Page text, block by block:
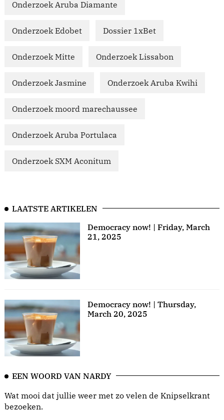
Onderzoek Aruba Diamante
Onderzoek Edobet Dossier 1xBet
Onderzoek Mitte Onderzoek Lissabon
Onderzoek Jasmine Onderzoek Aruba Kwihi
Onderzoek moord marechaussee
Onderzoek Aruba Portulaca
Onderzoek SXM Aconitum
LAATSTE ARTIKELEN
Democracy now! | Friday, March
21, 2025
Democracy now! | Thursday,
March 20, 2025
EEN WOORD VAN NARDY
Wat mooi dat jullie weer met zo velen de Knipselkrant
bezoeken.